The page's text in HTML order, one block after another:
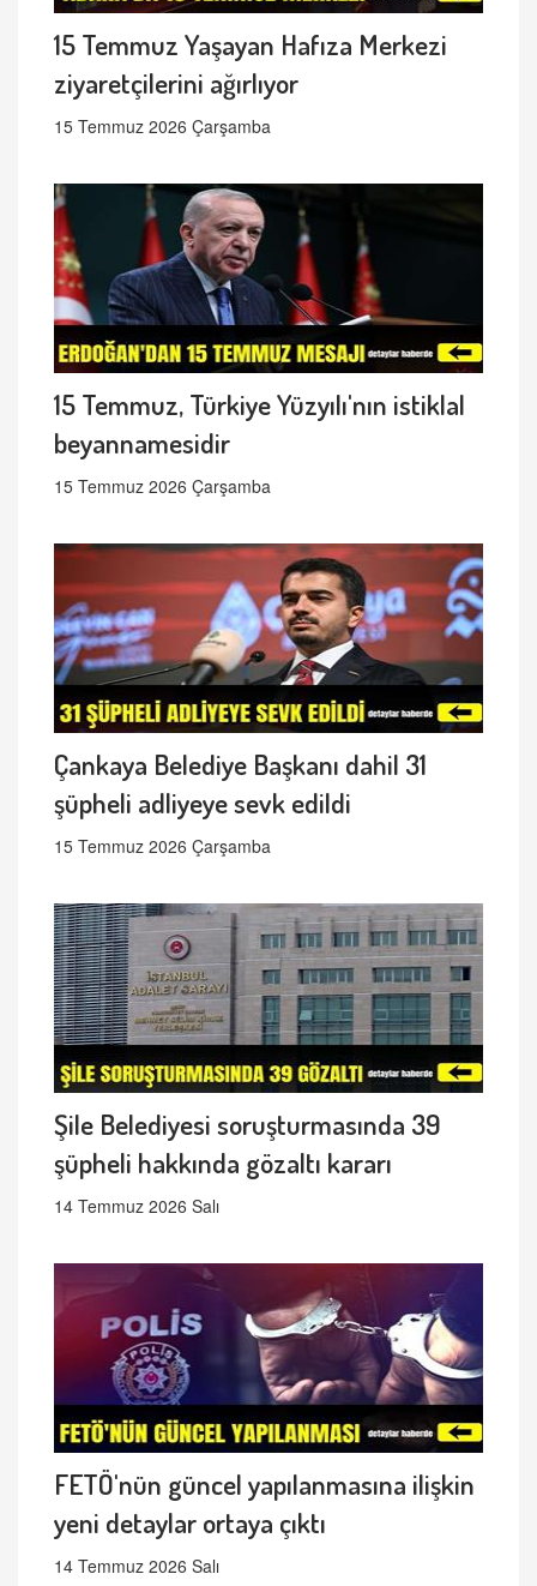
15 Temmuz Yaşayan Hafıza Merkezi
ziyaretçilerini ağırlıyor
15 Temmuz 2026 Çarşamba
15 Temmuz, Türkiye Yüzyılı'nın istiklal
beyannamesidir
15 Temmuz 2026 Çarşamba
Çankaya Belediye Başkanı dahil 31
şüpheli adliyeye sevk edildi
15 Temmuz 2026 Çarşamba
Şile Belediyesi soruşturmasında 39
şüpheli hakkında gözaltı kararı
14 Temmuz 2026 Salı
FETÖ'nün güncel yapılanmasına ilişkin
yeni detaylar ortaya çıktı
14 Temmuz 2026 Salı